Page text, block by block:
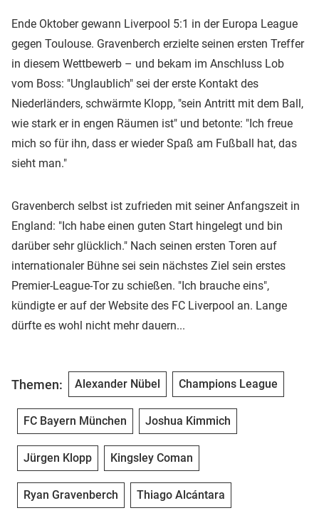
Ende Oktober gewann Liverpool 5:1 in der Europa League
gegen Toulouse. Gravenberch erzielte seinen ersten Treffer
in diesem Wettbewerb – und bekam im Anschluss Lob
vom Boss: "Unglaublich" sei der erste Kontakt des
Niederländers, schwärmte Klopp, "sein Antritt mit dem Ball,
wie stark er in engen Räumen ist" und betonte: "Ich freue
mich so für ihn, dass er wieder Spaß am Fußball hat, das
sieht man."
Gravenberch selbst ist zufrieden mit seiner Anfangszeit in
England: "Ich habe einen guten Start hingelegt und bin
darüber sehr glücklich." Nach seinen ersten Toren auf
internationaler Bühne sei sein nächstes Ziel sein erstes
Premier-League-Tor zu schießen. "Ich brauche eins",
kündigte er auf der Website des FC Liverpool an. Lange
dürfte es wohl nicht mehr dauern...
Themen: Alexander Nübel Champions League
FC Bayern München Joshua Kimmich
Jürgen Klopp Kingsley Coman
Ryan Gravenberch Thiago Alcántara